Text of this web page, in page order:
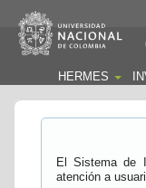
HERMES
El Sistema de
atención a